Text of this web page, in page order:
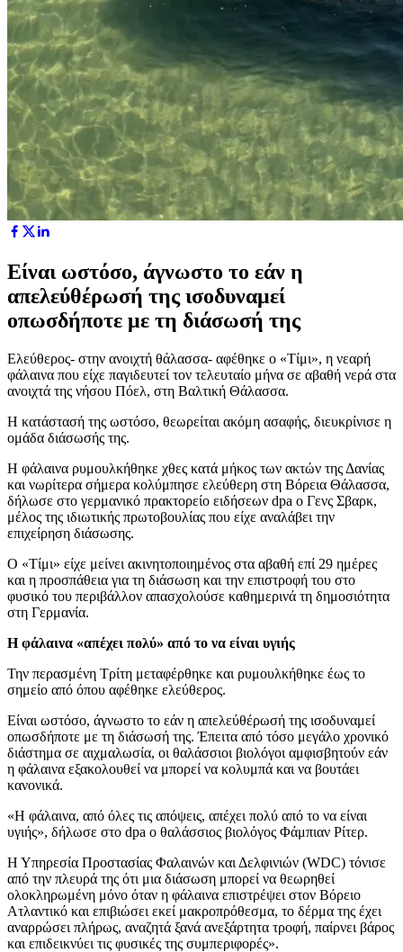
Είναι ωστόσο, άγνωστο το εάν η
απελεύθέρωσή της ισοδυναμεί
οπωσδήποτε με τη διάσωσή της
Ελεύθερος- στην ανοιχτή θάλασσα- αφέθηκε ο «Τίμι», η νεαρή
φάλαινα που είχε παγιδευτεί τον τελευταίο μήνα σε αβαθή νερά στα
ανοιχτά της νήσου Πόελ, στη Βαλτική Θάλασσα.
Η κατάστασή της ωστόσο, θεωρείται ακόμη ασαφής, διευκρίνισε η
ομάδα διάσωσής της.
Η φάλαινα ρυμουλκήθηκε χθες κατά μήκος των ακτών της Δανίας
και νωρίτερα σήμερα κολύμπησε ελεύθερη στη Βόρεια Θάλασσα,
δήλωσε στο γερμανικό πρακτορείο ειδήσεων dpa ο Γενς Σβαρκ,
μέλος της ιδιωτικής πρωτοβουλίας που είχε αναλάβει την
επιχείρηση διάσωσης.
Ο «Τίμι» είχε μείνει ακινητοποιημένος στα αβαθή επί 29 ημέρες
και η προσπάθεια για τη διάσωση και την επιστροφή του στο
φυσικό του περιβάλλον απασχολούσε καθημερινά τη δημοσιότητα
στη Γερμανία.
Η φάλαινα «απέχει πολύ» από το να είναι υγιής
Την περασμένη Τρίτη μεταφέρθηκε και ρυμουλκήθηκε έως το
σημείο από όπου αφέθηκε ελεύθερος.
Είναι ωστόσο, άγνωστο το εάν η απελεύθέρωσή της ισοδυναμεί
οπωσδήποτε με τη διάσωσή της. Έπειτα από τόσο μεγάλο χρονικό
διάστημα σε αιχμαλωσία, οι θαλάσσιοι βιολόγοι αμφισβητούν εάν
η φάλαινα εξακολουθεί να μπορεί να κολυμπά και να βουτάει
κανονικά.
«Η φάλαινα, από όλες τις απόψεις, απέχει πολύ από το να είναι
υγιής», δήλωσε στο dpa ο θαλάσσιος βιολόγος Φάμπιαν Ρίτερ.
Η Υπηρεσία Προστασίας Φαλαινών και Δελφινιών (WDC) τόνισε
από την πλευρά της ότι μια διάσωση μπορεί να θεωρηθεί
ολοκληρωμένη μόνο όταν η φάλαινα επιστρέψει στον Βόρειο
Ατλαντικό και επιβιώσει εκεί μακροπρόθεσμα, το δέρμα της έχει
αναρρώσει πλήρως, αναζητά ξανά ανεξάρτητα τροφή, παίρνει βάρος
και επιδεικνύει τις φυσικές της συμπεριφορές».